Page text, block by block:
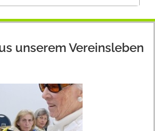
unserem Vereinsleben